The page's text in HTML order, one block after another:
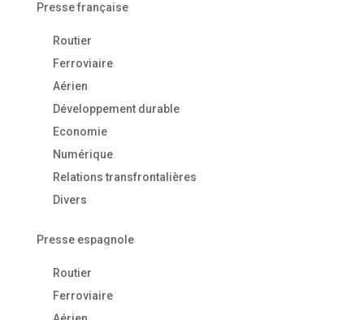
Presse française
Routier
Ferroviaire
Aérien
Développement durable
Economie
Numérique
Relations transfrontalières
Divers
Presse espagnole
Routier
Ferroviaire